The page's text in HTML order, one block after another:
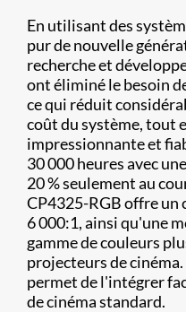
En utilisant des
pur de nouvelle
recherche et
ont éliminé le besoin
ce qui réduit
coût du système, tout
impressionnante et
30 000 heures avec
20 % seulement au
CP4325-RGB offre
6 000:1, ainsi qu'une
gamme de couleurs
projecteurs de
permet de l'intégrer
de cinéma standard.